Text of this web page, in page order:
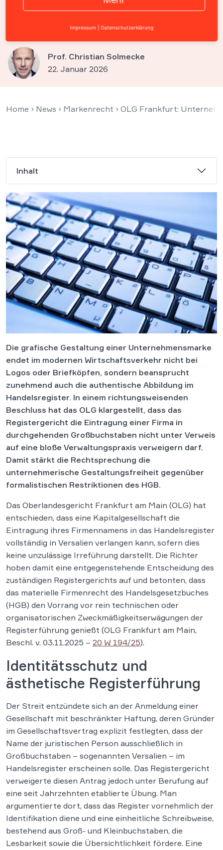
Firmennamen in Versalien
eintragen lassen
Prof. Christian Solmecke
22. Januar 2026
Home › News › Markenrecht › OLG Frankfurt:
Inhalt
Die grafische Gestaltung einer Unternehmensmarke
endet im modernen Wirtschaftsverkehr nicht bei
Logos oder Briefköpfen, sondern beansprucht
zunehmend auch die authentische Abbildung im
Handelsregister. In einem richtungsweisenden
Beschluss hat das OLG klargestellt, dass das
Registergericht die Eintragung einer Firma in
durchgehenden Großbuchstaben nicht unter Verweis
auf eine bloße Verwaltungspraxis verweigern darf.
Damit stärkt die Rechtsprechung die
unternehmerische Gestaltungsfreiheit gegenüber
formalistischen Restriktionen des HGB.
Das Oberlandesgericht Frankfurt am Main (OLG) hat
entschieden, dass eine Kapitalgesellschaft die
Eintragung ihres Firmennamens in das Handelsregister
vollständig in Versalien verlangen kann, sofern dies
keine unzulässige Irreführung darstellt. Die Richter
hoben damit eine entgegenstehende Entscheidung des
zuständigen Registergerichts auf und betonten, dass
das materielle Firmenrecht des Handelsgesetzbuches
(HGB) den Vorrang vor rein technischen oder
organisatorischen Zweckmäßigkeitserwägungen der
Registerführung genießt (OLG Frankfurt am Main,
Beschl. v. 03.11.2025 – 20 W 194/25).
Identitätsschutz und
ästhetische Registerführung
Der Streit entzündete sich an der Anmeldung einer
Gesellschaft mit beschränkter Haftung, deren Gründer
im Gesellschaftsvertrag explizit festlegten, dass der
Name der juristischen Person ausschließlich in
Großbuchstaben – sogenannten Versalien – im
Handelsregister erscheinen solle. Das Registergericht
verweigerte diesen Antrag jedoch unter Berufung auf
eine seit Jahrzehnten etablierte Übung. Man
argumentierte dort, dass das Register vornehmlich der
Identifikation diene und eine einheitliche Schreibweise,
bestehend aus Groß- und Kleinbuchstaben, die
Lesbarkeit sowie die Übersichtlichkeit fördere. Eine
Impressum Datenschutzerklärung